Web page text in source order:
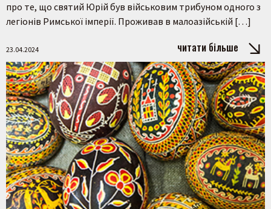
про те, що святий Юрій був військовим трибуном одного з
легіонів Римської імперії. Проживав в малоазійській […]
23.04.2024 читати більше